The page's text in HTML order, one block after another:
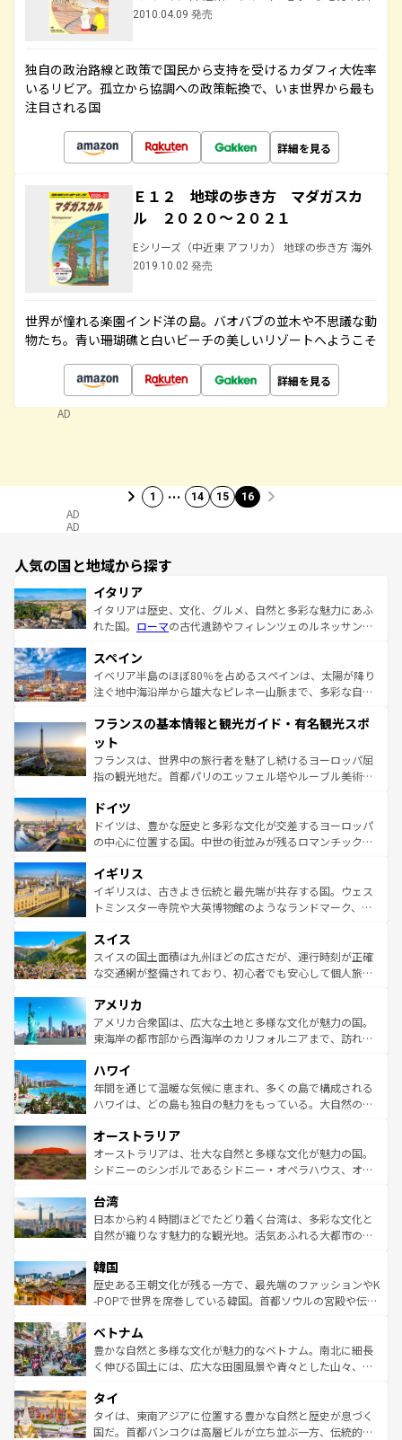
2010.04.09 発売
独自の政治路線と政策で国民から支持を受けるカダフィ大佐率
いるリビア。孤立から協調への政策転換で、いま世界から最も
注目される国
詳細を見る
Ｅ１２ 地球の歩き方 マダガスカ
ル ２０２０～２０２１
Eシリーズ（中近東 アフリカ） 地球の歩き方 海外
2019.10.02 発売
世界が憧れる楽園インド洋の島。バオバブの並木や不思議な動
物たち。青い珊瑚礁と白いビーチの美しいリゾートへようこそ
詳細を見る
AD
1 … 14 15 16
AD
AD
人気の国と地域から探す
イタリア
イタリアは歴史、文化、グルメ、自然と多彩な魅力にあふ
れた国。 ローマの古代遺跡やフィレンツェのルネッサンス
ろん、トスカーナの美しい田園風景やアマルフィ海岸の絶
景など、自然景観も見逃せない。観光の合間には、本場の
ピザやパスタなど、絶品のイタリア料理を堪能することも
ませてくれるイタリアで、忘れられない旅をしてみよう！
なお、新着のイタリア情報は
しい。
スペイン
イベリア半島のほぼ80％を占めるスペインは、太陽が降り
注ぐ地中海沿岸から雄大なピレネー山脈まで、多彩な自然
文化が根付くこの国では、情熱的なフラメンコ、熱気あふ
れる闘牛、そして美味しいタパスが生活の一部となってい
る。首都マドリードの洗練された雰囲気や、バルセロナの
アートに溢れた街角から、地方では古代ローマ遺跡や中世
せる。地方によって風土や気候が異なるスペインはその個
性で訪れる人を魅了する。 なお、新着のスペイン情報は コ
ンテンツ一覧を参照してほしい。
フランスの基本情報と観光ガイド・有名観光スポ
ット
フランスは、世界中の旅行者を魅了し続けるヨーロッパ屈
指の観光地だ。首都パリのエッフェル塔やルーブル美術館
で、幅広い魅力が詰まっている。華麗な宮殿、歴史的な大
聖堂、美しいビーチ、そして豊かな自然が、訪れる者を心
から魅了する。また、フランスは美食の国としても知ら
いる。シャンパンの発祥地であるランス、プロヴァンスの
香り高いラベンダー畑など、多彩な楽しみ方が可能だ。さ
らに、パリ以外の地域にも魅力が溢れており、どの街角に
れる地方に足を運ぶとそれぞれで全く異なる文化を体験で
きるだろう。 なお、新着のフランス情報はコンテンツ一覧
を参照してほしい。
ドイツ
ドイツは、豊かな歴史と多彩な文化が交差するヨーロッパ
の中心に位置する国。中世の街並みが残るロマンチック街
顔を持つこの国は、どこを歩いても飽きることがない。ベ
ルリンの文化的活気、バイエルン州のアルプスの絶景、そ
してライン川沿いのワイン畑といった風景は必見。ビール
は、お酒好きな人にはぜひ体験してほしい。 なお、新着の
ドイツ情報はコンテンツ一覧を参照してほしい。
イギリス
イギリスは、古きよき伝統と最先端が共存する国。ウェス
トミンスター寺院や大英博物館のようなランドマーク、歴
リアごとに異なる魅力がある。また、優雅なアフタヌーン
ティー、ビール好きにはたまらない英国パブ、サッカー観
戦など、本場だからこそできる体験も豊富。イギリスを旅
ンツ一覧を参照してほしい。
スイス
スイスの国土面積は九州ほどの広さだが、運行時刻が正確
な交通網が整備されており、初心者でも安心して個人旅行
の建物がそのまま残る町や、スイスならではのユニークな
博物館もあり、アルプス観光だけでなく町歩きも満喫する
ことができる。国民の所得が高いため物価も高いが、旅行
ば市内交通費無料で観光を楽しむこともできる。 なお、新
着のスイス情報はコンテンツ一覧 を参照してほしい。
アメリカ
アメリカ合衆国は、広大な土地と多様な文化が魅力の国。
東海岸の都市部から西海岸のカリフォルニアまで、訪れる
のような巨大都市は、観光、ショッピング、エンターテイ
ンメントが詰まった刺激的なスポットだ。一方、アメリカ
西部には大自然が広がり、グランドキャニオンやイエロー
部のニューオーリンズでは、音楽と美食が融合した独特の
文化が魅力。旅行者はアメリカの各地域で異なる魅力を楽
しみながら、その多様性と豊かな歴史を感じることができ
ならではの贅沢な旅のスタイルだ。 なお、新着のアメリカ
情報はコンテンツ一覧を参照してほしい。
ハワイ
年間を通じて温暖な気候に恵まれ、多くの島で構成される
ハワイは、どの島も独自の魅力をもっている。大自然の神
ワイ島は見逃せない。また、定番の観光地といえばオアフ
島だが、静かな自然を求めるならマウイ島やカウアイ島が
おすすめ。エメラルドグリーンに輝く海をはじめ、豊かな
れるおもてなしの心で訪れる人々を迎えてくれるハワイの
人々、おいしいローカルフードやハワイアンミュージッ
ク、伝統的なフラダンスなど、すべてがハワイの魅力を彩
ワイを、存分に味わってほしい。 なお、新着のハワイ情報
はコンテンツ一覧を参照してほしい。
オーストラリア
オーストラリアは、壮大な自然と多様な文化が魅力の国。
シドニーのシンボルであるシドニー・オペラハウス、オー
リアリーフや大陸中央部にそびえるウルル（エアーズロッ
ク）、タスマニアの美しい原生林やケアンズの熱帯雨林な
ど、見どころがたくさん。また、カフェやワイン、オージ
いる。アクティビティも充実しており、サーフィンやダイ
ビング、ハイキングなど、アウトドア好きにはたまらな
い。オーストラリアの多彩な魅力を存分に味わいつくそ
参照してほしい。
台湾
日本から約４時間ほどでたどり着く台湾は、多彩な文化と
自然が織りなす魅力的な観光地。活気あふれる大都市の台
ン）、静ひつな山岳地帯である台湾東部など、都市の喧騒
と山間の静けさが共存しており、訪れる人に新しい発見と
驚きをもたらしてくれる。また、奥深い台湾の食文化も魅
容にもいいと評判のスイーツなど、バラエティ豊かな料理
が味わえる。 なお、新着の台湾情報は コンテンツ一覧を参
照してほしい。
韓国
歴史ある王朝文化が残る一方で、最先端のファッションやK
-POPで世界を席巻している韓国。首都ソウルの宮殿や伝統
き、地方に足を延ばせば四季折々の自然美を楽しむことが
できる。そして、キムチや焼肉、絶品のストリートフード
まで、さまざまな韓国料理が待っている。夜には、韓国な
リティに包まれながら、韓国の多彩な魅力を心ゆくまで味
わってみてほしい。 なお、新着の韓国情報はコンテンツ一
覧を参照してほしい。
ベトナム
豊かな自然と多様な文化が魅力的なベトナム。南北に細長
く伸びる国土には、広大な田園風景や青々とした山々、世
急速な発展と共に伝統が息づく。ハノイの古い町並みやホ
ーチミン市のフランス統治時代の建物も、独特の雰囲気を
醸し出している。また、バラエティの豊かさとおいしさで
タイ
タイは、東南アジアに位置する豊かな自然と歴史が息づく
国だ。首都バンコクは高層ビルが立ち並ぶ一方、伝統的な